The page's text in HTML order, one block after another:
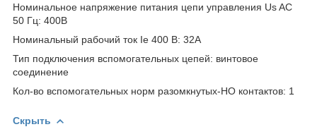
Номинальное напряжение питания цепи управления Us AC
50 Гц: 400В
Номинальный рабочий ток Ie 400 В: 32А
Тип подключения вспомогательных цепей: винтовое
соединение
Кол-во вспомогательных норм разомкнутых-НО контактов: 1
Скрыть